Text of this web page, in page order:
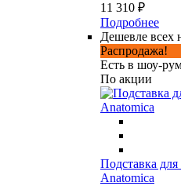
11 310 ₽
Подробнее
Дешевле всех
Распродажа!
Есть в шоу-
По акции
Подставка
Anatomica